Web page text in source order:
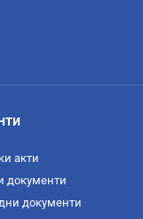
акти
документи
документи